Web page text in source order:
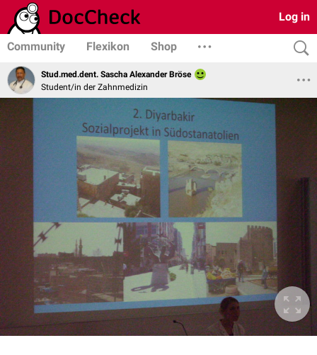
Log in
Community Flexikon Shop
Stud.med.dent. Sascha Alexander Bröse
Student/in der Zahnmedizin